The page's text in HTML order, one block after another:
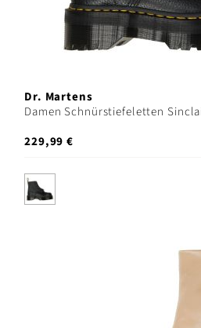
Dr. Martens
Damen Schnürstiefeletten
229,99 €